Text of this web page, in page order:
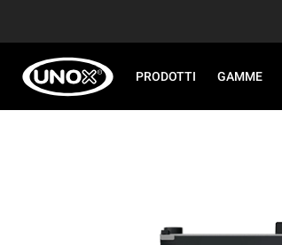
PRODOTTI GAMME